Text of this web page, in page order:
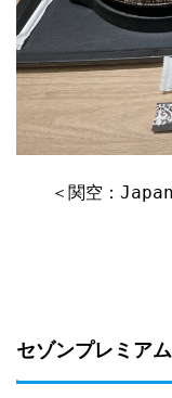
＜関空：
セゾンプレミア